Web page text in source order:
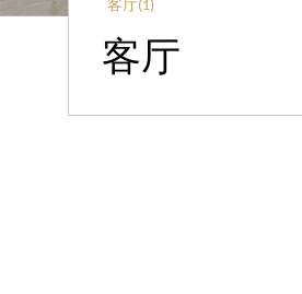
客厅(1)
客厅